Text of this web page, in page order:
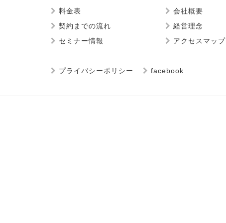
料金表
契約までの流れ
セミナー情報
会社概要
経営理念
アクセスマップ
プライバシーポリシー facebook